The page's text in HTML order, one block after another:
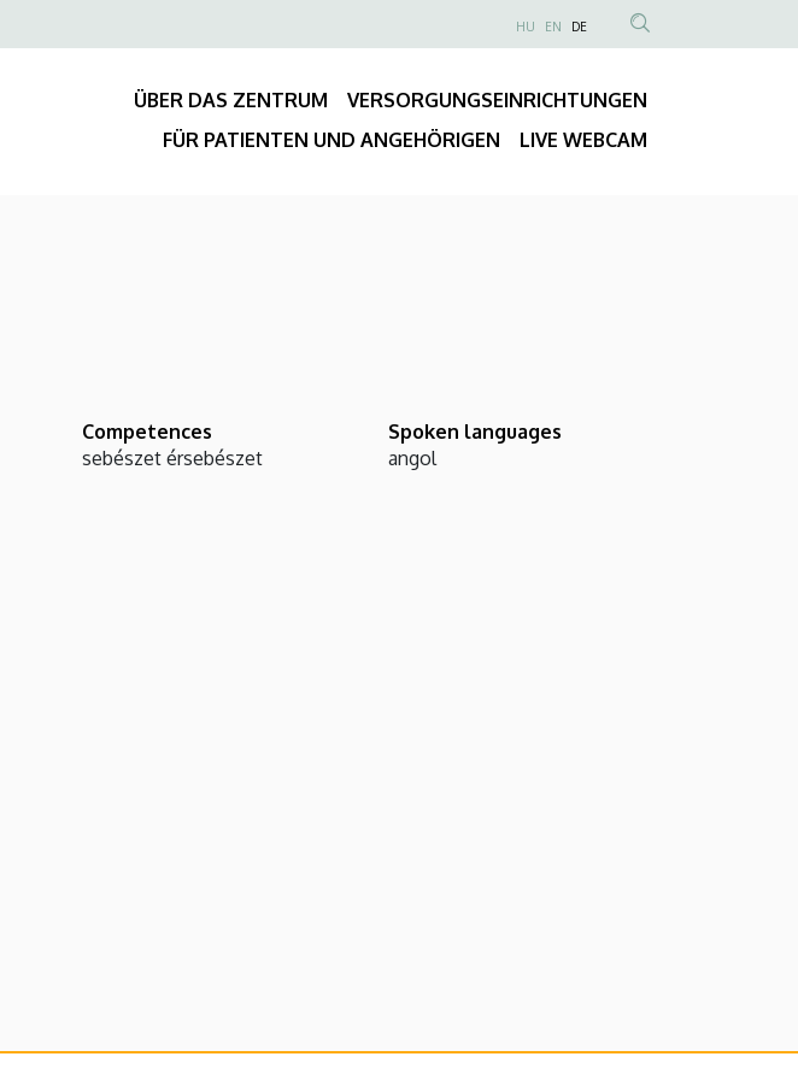
Anonim
fiók
menüje
NYELVVÁLASZTÓ
HU EN DE
TARTALOM
KERESÉSE
ÜBER DAS ZENTRUM
VERSORGUNGSEINRICHTUNGEN
FÜR PATIENTEN UND ANGEHÖRIGEN
LIVE WEBCAM
Competences
sebészet érsebészet
Spoken languages
angol